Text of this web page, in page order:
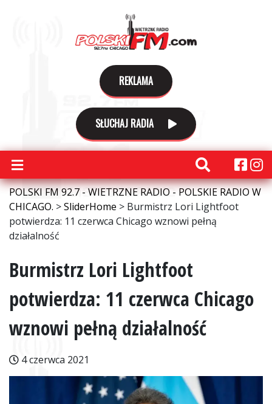
REKLAMA
SŁUCHAJ RADIA
POLSKI FM 92.7 - WIETRZNE RADIO - POLSKIE RADIO W
CHICAGO. >SliderHome > Burmistrz Lori Lightfoot
potwierdza: 11 czerwca Chicago wznowi pełną
działalność
Burmistrz Lori Lightfoot
potwierdza: 11 czerwca Chicago
wznowi pełną działalność
4 czerwca 2021